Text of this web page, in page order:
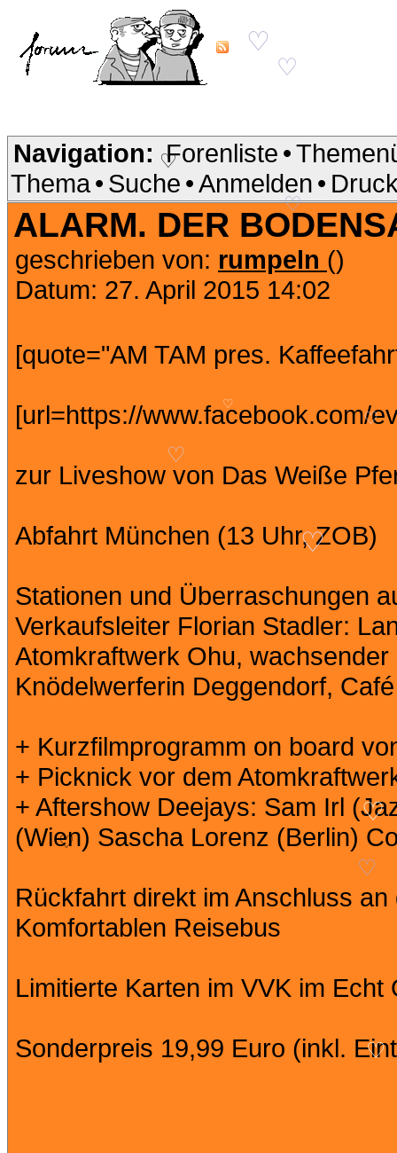
♡
♡
♡
♡
♡
♡
♡
Navigation: Forenliste •
Thema• Suche •Anmelden •
ALARM. DER
geschrieben von: rumpeln ()
Datum: 27. April 2015 14:02
[quote="AM TAM pres.
[url=https://www.facebook.com/
zur Liveshow von Das Weiße
Abfahrt München (13 Uhr, ZOB)
Stationen und Überraschungen
Verkaufsleiter Florian Stadler:
Atomkraftwerk Ohu,
Knödelwerferin Deggendorf,
+ Kurzfilmprogramm on board
+ Picknick vor dem
+ Aftershow Deejays: Sam Irl
(Wien) Sascha Lorenz (Berlin)
Rückfahrt direkt im Anschluss
Komfortablen Reisebus
Limitierte Karten im VVK im
Sonderpreis 19,99 Euro (inkl.